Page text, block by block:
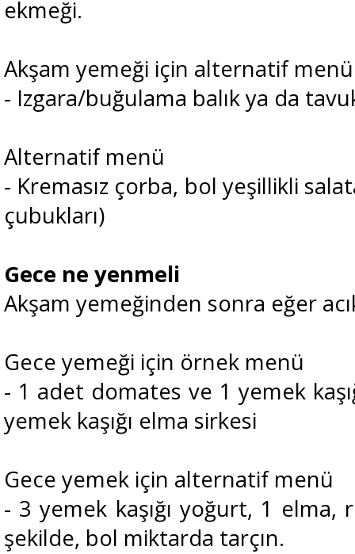
ekmeği.
Akşam yemeği için alternatif menü
- Izgara/buğulama balık ya da
Alternatif menü
- Kremasız çorba, bol yeşillikli
çubukları)
Gece ne yenmeli
Akşam yemeğinden sonra eğer
Gece yemeği için örnek menü
- 1 adet domates ve 1 yemek
yemek kaşığı elma sirkesi
Gece yemek için alternatif menü
- 3 yemek kaşığı yoğurt, 1 elma,
şekilde, bol miktarda tarçın.